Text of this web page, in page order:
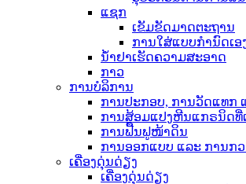
ແຊກ
ເຂັມຂັດມາດຕະຖານ
ການໃສ່ແບບກຳນົດເອ
ນ້ຳຢາເຮັດຄວາມສະອາດ
ກາວ
ການບໍລິການ
ການປະກອບ, ການວັດແທກ
ການສ້ອມແປງຫີນແກຣນິດ
ການຟື້ນຟູໜ້າດິນ
ການອອກແບບ ແລະ ການກ
ເຄື່ອງດຸ່ນດ່ຽງ
ເຄື່ອງດຸ່ນດ່ຽງ